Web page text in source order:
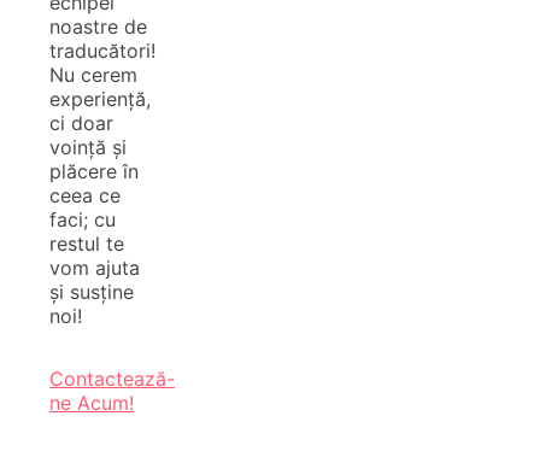
noastre de
traducători!
Nu cerem
experiență,
ci doar
voință și
plăcere în
ceea ce
faci; cu
restul te
vom ajuta
și susține
noi!
Contactează-
ne Acum!